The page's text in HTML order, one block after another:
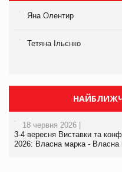
Яна Олентир
Тетяна Ільєнко
18 червня 2026 |
3-4 вересня Виставки та
2026: Власна марка - Власна